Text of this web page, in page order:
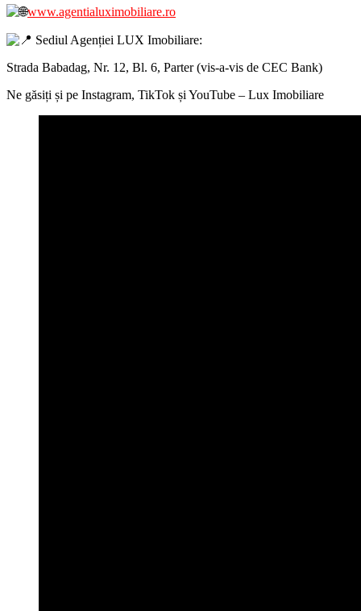
www.agentialuximobiliare.ro
Sediul Agenției LUX Imobiliare:
Strada Babadag, Nr. 12, Bl. 6, Parter (vis-a-vis de CEC Bank)
Ne găsiți și pe Instagram, TikTok și YouTube – Lux Imobiliare